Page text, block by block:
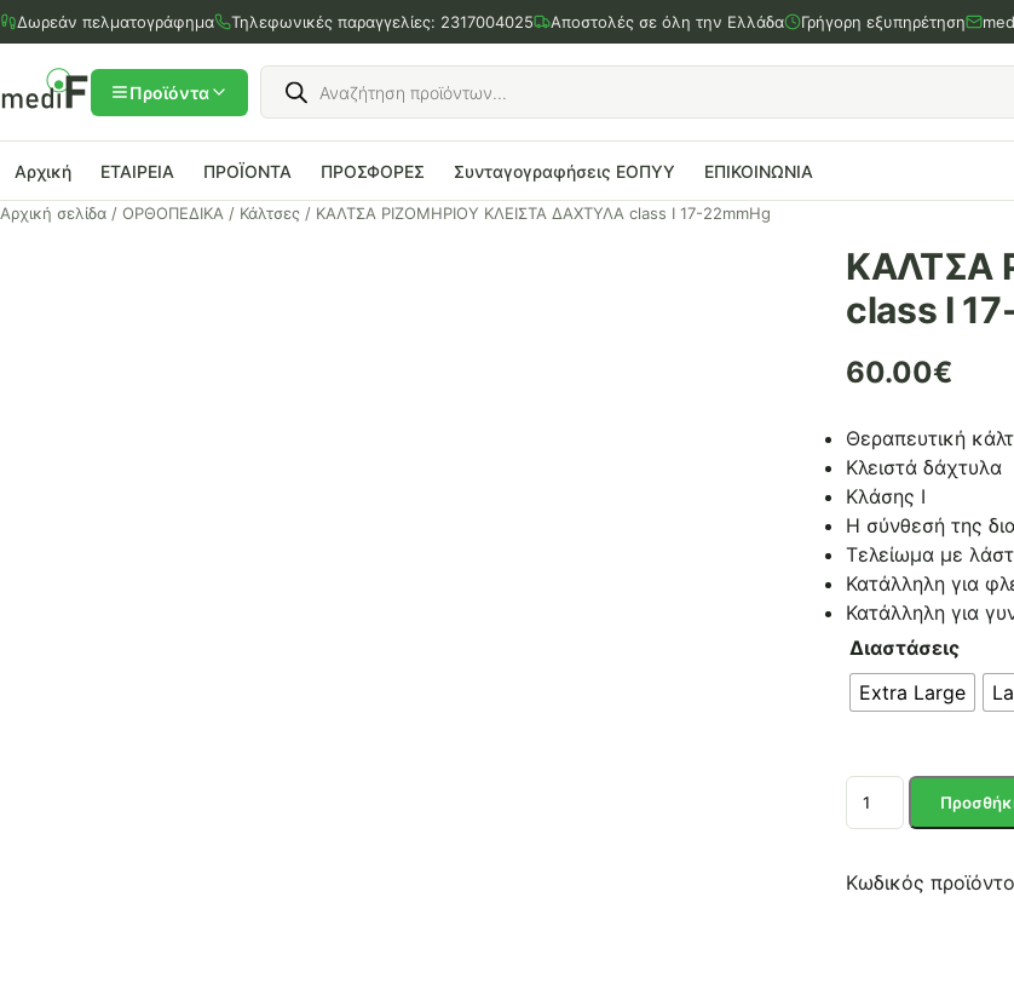
Μετάβαση
στο
περιεχόμενο
Δωρεάν πελματογράφημα Τηλεφωνικές παραγγελίες: 2317004025 Αποστολές σε όλη την Ελλάδα Γρήγορη εξυπηρέτηση
Προϊόντα
Products
search
Αρχική ΕΤΑΙΡΕΙΑ ΠΡΟΪΟΝΤΑ ΠΡΟΣΦΟΡΕΣ Συνταγογραφήσεις ΕΟΠΥΥ ΕΠΙΚΟΙΝΩΝΙΑ
Αρχική σελίδα / ΟΡΘΟΠΕΔΙΚΑ / Κάλτσες / ΚΑΛΤΣΑ ΡΙΖΟΜΗΡΙΟΥ ΚΛΕΙΣΤΑ ΔΑΧΤΥΛΑ class I 17-22mmHg
ΚΑΛΤΣΑ
class I
60.00€
Θεραπευτική
Κλειστά δάχτυλα
Κλάσης Ι
Η σύνθεσή της
Τελείωμα με
Κατάλληλη για
Κατάλληλη για
Διαστάσεις
Extra Large
ΚΑΛΤΣΑ
ΡΙΖΟΜΗΡΙΟΥ
ΔΑΧΤΥΛΑ
Κωδικός